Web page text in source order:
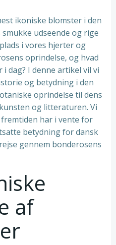
ikoniske blomster i den
udseende og rige
i vores hjerter og
oprindelse, og hvad
dag? I denne artikel vil vi
og betydning i den
oprindelse til dens
og litteraturen. Vi
har i vente for
betydning for dansk
gennem bonderosens
af